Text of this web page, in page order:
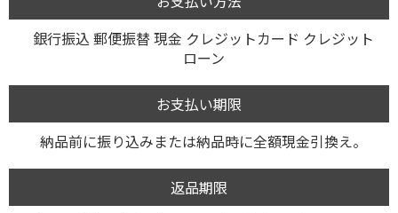
銀行振込 郵便振替 現金 クレジットカード クレジット
ローン
お支払い期限
納品前に振り込みまたは納品時に全額現金引換え。
返品期限